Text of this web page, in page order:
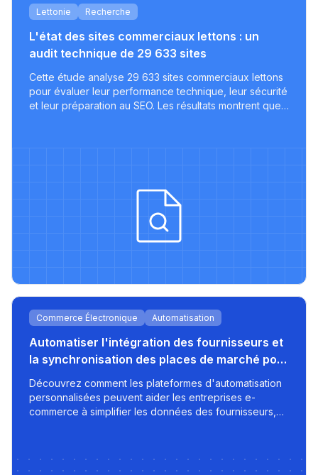
Lettonie Recherche
L'état des sites commerciaux lettons : un
audit technique de 29 633 sites
Cette étude analyse 29 633 sites commerciaux lettons
pour évaluer leur performance technique, leur sécurité
et leur préparation au SEO. Les résultats montrent que
Commerce Électronique Automatisation
Automatiser l'intégration des fournisseurs et
la synchronisation des places de marché pour
la croissance du e-commerce
Découvrez comment les plateformes d'automatisation
personnalisées peuvent aider les entreprises e-
commerce à simplifier les données des fournisseurs,
évolutivité intégrés.